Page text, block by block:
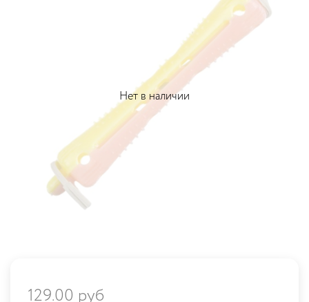
Нет в наличии
129.00 руб